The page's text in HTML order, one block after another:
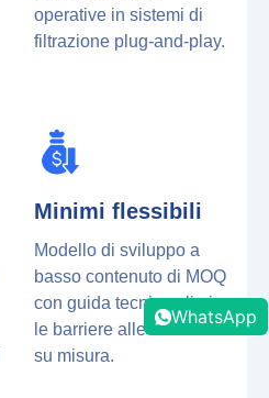
operative in sistemi di
filtrazione plug-and-play.
Minimi flessibili
Modello di sviluppo a
basso contenuto di MOQ
con guida tecnica elimina
le barriere alle soluzioni
su misura.
WhatsApp